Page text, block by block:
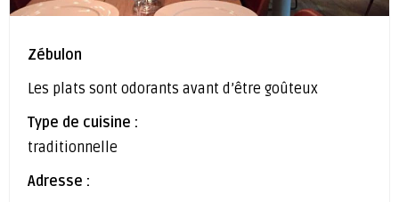
Zébulon
Les plats sont odorants avant d’être goûteux
Type de cuisine :
traditionnelle
Adresse :